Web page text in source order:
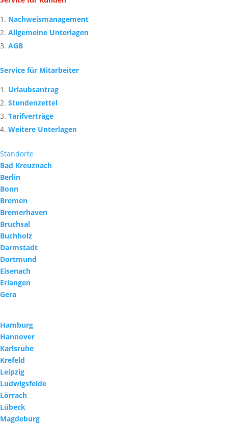
Nachweismanagement
Allgemeine Unterlagen
AGB
Service für Mitarbeiter
Urlaubsantrag
Stundenzettel
Tarifverträge
Weitere Unterlagen
Standorte
Bad Kreuznach
Berlin
Bonn
Bremen
Bremerhaven
Bruchsal
Buchholz
Darmstadt
Dortmund
Eisenach
Erlangen
Gera
Hamburg
Hannover
Karlsruhe
Krefeld
Leipzig
Ludwigsfelde
Lörrach
Lübeck
Magdeburg